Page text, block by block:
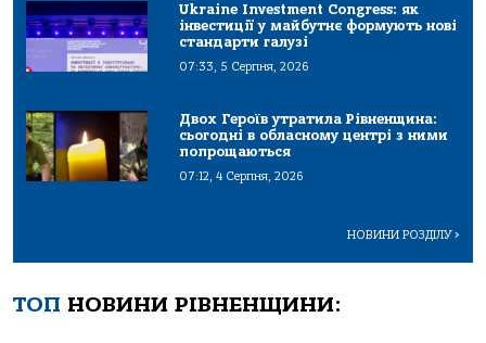
Ukraine Investment Congress: як
інвестиції у майбутнє формують нові
стандарти галузі
07:33, 5 Серпня, 2026
Двох Героїв утратила Рівненщина:
сьогодні в обласному центрі з ними
попрощаються
07:12, 4 Серпня, 2026
НОВИНИ РОЗДІЛУ>
ТОП НОВИНИ РІВНЕНЩИНИ: